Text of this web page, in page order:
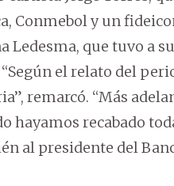
Conmebol y un
Ledesma, que tuvo a
el relato del
remarcó. “Más
hayamos recabado
al presidente del